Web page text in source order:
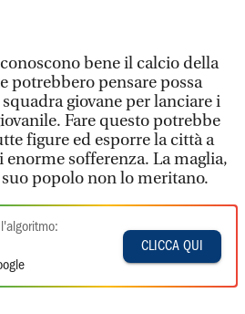
bene il calcio della
potrebbero pensare possa
giovane per lanciare i
Fare questo potrebbe
figure ed esporre la città a
enorme sofferenza. La maglia,
popolo non lo meritano.
CLICCA QUI